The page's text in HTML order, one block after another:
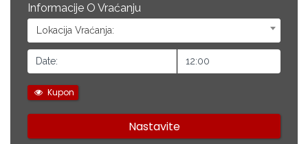
Informacije O Vraćanju
Lokacija Vraćanja:
Kupon